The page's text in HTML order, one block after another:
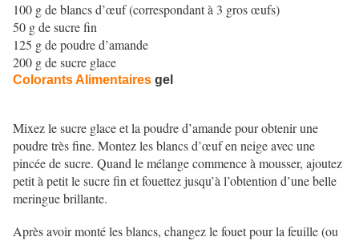
100 g de blancs d’œuf (correspondant à 3 gros œufs)
50 g de sucre fin
125 g de poudre d’amande
200 g de sucre glace
Colorants Alimentaires gel
Mixez le sucre glace et la poudre d’amande pour obtenir une
poudre très fine. Montez les blancs d’œuf en neige avec une
pincée de sucre. Quand le mélange commence à mousser, ajoutez
petit à petit le sucre fin et fouettez jusqu’à l’obtention d’une belle
meringue brillante.
Après avoir monté les blancs, changez le fouet pour la feuille (ou